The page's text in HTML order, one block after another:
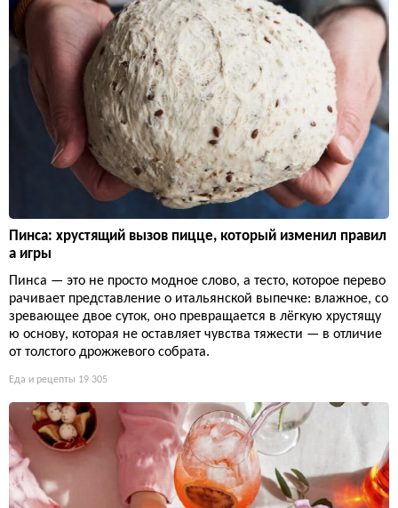
Пинса: хрустящий вызов пицце, который изменил правил
а игры
Пинса — это не просто модное слово, а тесто, которое перево
рачивает представление о итальянской выпечке: влажное, со
зревающее двое суток, оно превращается в лёгкую хрустящу
ю основу, которая не оставляет чувства тяжести — в отличие
от толстого дрожжевого собрата.
Еда и рецепты 19 305